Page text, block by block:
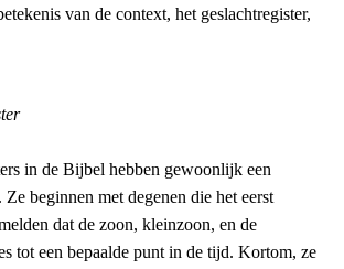
van de context, het geslachtregister,
in de Bijbel hebben gewoonlijk een
Ze beginnen met degenen die het eerst
dat de zoon, kleinzoon, en de
tot een bepaalde punt in de tijd. Kortom, ze